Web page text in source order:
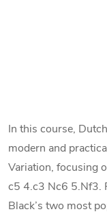
In this course,
modern and
Variation, focusing
c5 4.c3 Nc6 5.Nf3.
Black’s two most